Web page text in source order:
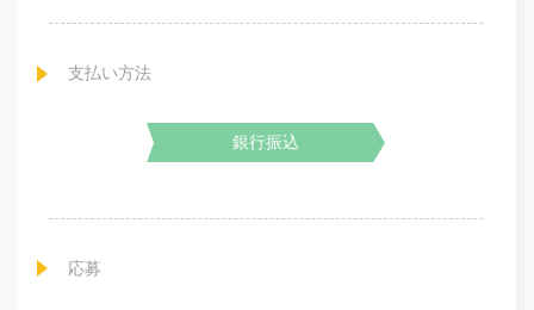
支払い方法
銀行振込
応募